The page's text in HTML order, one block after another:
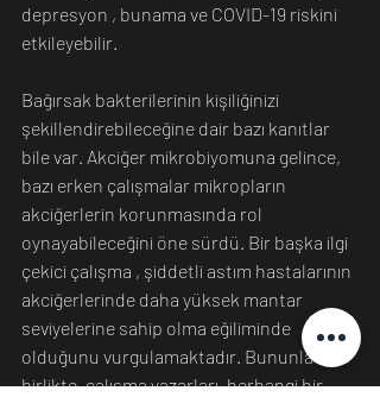
depresyon , bunama ve COVID-19 riskini
etkileyebilir.
Bağırsak bakterilerinin kişiliğinizi
şekillendirebileceğine dair bazı kanıtlar
bile var. Akciğer mikrobiyomuna gelince,
bazı erken çalışmalar mikropların
akciğerlerin korunmasında rol
oynayabileceğini öne sürdü. Bir başka ilgi
çekici çalışma , şiddetli astım hastalarının
akciğerlerinde daha yüksek mantar
seviyelerine sahip olma eğiliminde
olduğunu vurgulamaktadır. Bununla
birlikte, çalışma yazarları, herhangi bir